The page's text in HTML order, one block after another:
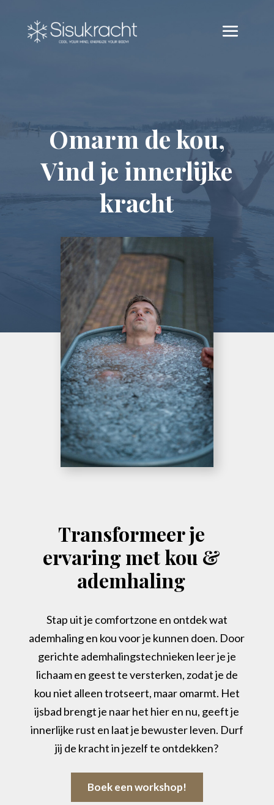
Omarm de kou,
Vind je innerlijke
kracht
Transformeer je
ervaring met kou &
ademhaling
Stap uit je comfortzone en ontdek wat
ademhaling en kou voor je kunnen doen. Door
gerichte ademhalingstechnieken leer je je
lichaam en geest te versterken, zodat je de
kou niet alleen trotseert, maar omarmt. Het
ijsbad brengt je naar het hier en nu, geeft je
innerlijke rust en laat je bewuster leven. Durf
jij de kracht in jezelf te ontdekken?
Boek een workshop!